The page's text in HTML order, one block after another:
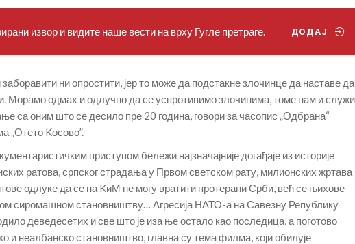
извор и видите наше вести на врху Гугле претраге. ДОДАЈ
ни опростити, јер то може да подстакне злочинце да наставе да
Морамо одмах и одлучно да се успротивимо злочинима, томе нам и служи
са оним што се десило пре 20 година, говори за часопис „Одбрана“
„Отето Kосово”.
приступом бележи најзначајније догађаје из историје
ратова, српског страдања у Првом светском рату, милионских жртава
одлуке да се на KиМ не могу вратити протерани Срби, већ се њихове
сиромашном становништву… Агресија НАТО-а на Савезну Републику
деведесетих и све што је иза ње остало као последица, а поготово
и неалбанско становништво, главна су тема филма, који обилује